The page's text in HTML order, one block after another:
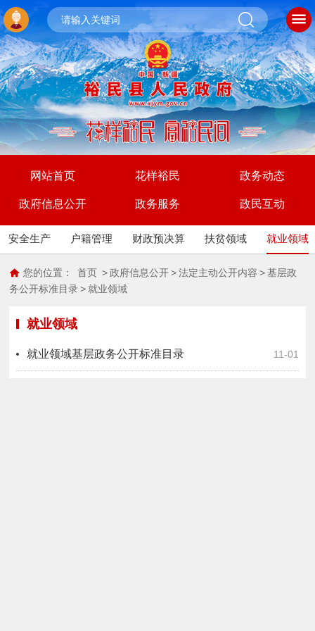
网站首页 花样裕民 政务动态
政府信息公开 政务服务 政民互动
安全生产 户籍管理 财政预决算 扶贫领域 就业领域
您的位置： 首页 > 政府信息公开 > 法定主动公开内容 > 基层政
务公开标准目录 > 就业领域
就业领域
11-01
就业领域基层政务公开标准目录